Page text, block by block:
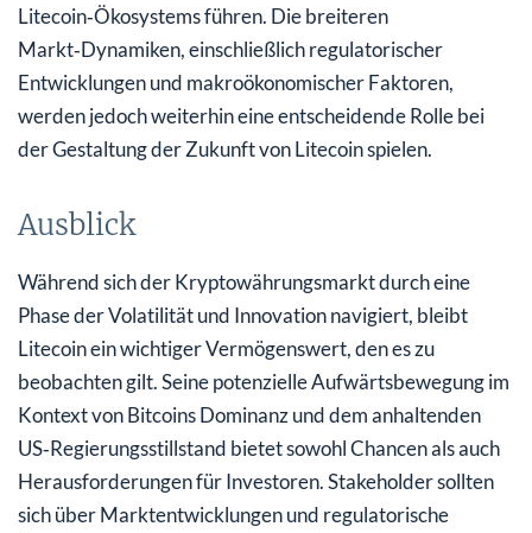
Litecoin‑Ökosystems führen. Die breiteren
Markt‑Dynamiken, einschließlich regulatorischer
Entwicklungen und makroökonomischer Faktoren,
werden jedoch weiterhin eine entscheidende Rolle bei
der Gestaltung der Zukunft von Litecoin spielen.
Ausblick
Während sich der Kryptowährungsmarkt durch eine
Phase der Volatilität und Innovation navigiert, bleibt
Litecoin ein wichtiger Vermögenswert, den es zu
beobachten gilt. Seine potenzielle Aufwärtsbewegung im
Kontext von Bitcoins Dominanz und dem anhaltenden
US‑Regierungsstillstand bietet sowohl Chancen als auch
Herausforderungen für Investoren. Stakeholder sollten
sich über Marktentwicklungen und regulatorische